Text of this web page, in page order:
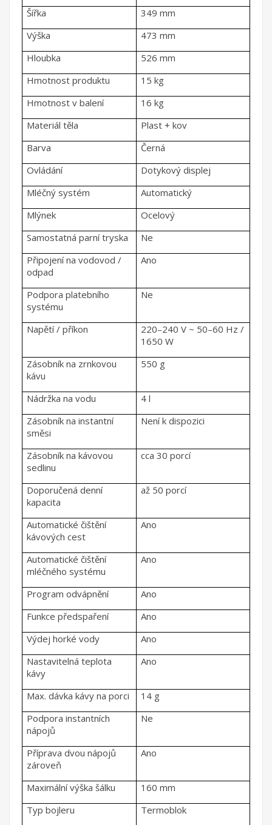
Šířka
349 mm
Výška
473 mm
Hloubka
526 mm
Hmotnost produktu
15 kg
Hmotnost v balení
16 kg
Materiál těla
Plast + kov
Barva
Černá
Ovládání
Dotykový displej
Mléčný systém
Automatický
Mlýnek
Ocelový
Samostatná parní tryska
Ne
Připojení na vodovod /
odpad
Ano
Podpora platebního
systému
Ne
Napětí / příkon
220–240 V ~ 50–60 Hz /
1650 W
Zásobník na zrnkovou
kávu
550 g
Nádržka na vodu
4 l
Zásobník na instantní
směsi
Není k dispozici
Zásobník na kávovou
sedlinu
cca 30 porcí
Doporučená denní
kapacita
až 50 porcí
Automatické čištění
kávových cest
Ano
Automatické čištění
mléčného systému
Ano
Program odvápnění
Ano
Funkce předspaření
Ano
Výdej horké vody
Ano
Nastavitelná teplota
kávy
Ano
Max. dávka kávy na porci
14 g
Podpora instantních
nápojů
Ne
Příprava dvou nápojů
zároveň
Ano
Maximální výška šálku
160 mm
Typ bojleru
Termoblok